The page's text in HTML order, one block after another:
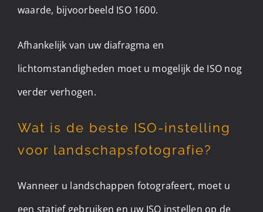
waarde, bijvoorbeeld ISO 1600.
Afhankelijk van uw diafragma en
lichtomstandigheden moet u mogelijk de ISO nog
verder verhogen.
Wat is de beste ISO-instelling
voor landschapsfotografie?
Wanneer u landschappen fotografeert, moet u
een statief gebruiken en uw ISO instellen op de